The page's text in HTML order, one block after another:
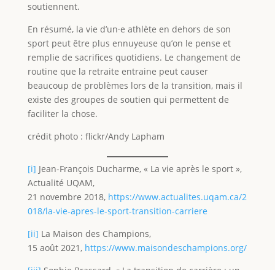
soutiennent.
En résumé, la vie d’un·e athlète en dehors de son
sport peut être plus ennuyeuse qu’on le pense et
remplie de sacrifices quotidiens. Le changement de
routine que la retraite entraine peut causer
beaucoup de problèmes lors de la transition, mais il
existe des groupes de soutien qui permettent de
faciliter la chose.
crédit photo : flickr/Andy Lapham
[i] Jean-François Ducharme, « La vie après le sport »,
Actualité UQAM,
21 novembre 2018, https://www.actualites.uqam.ca/2
018/la-vie-apres-le-sport-transition-carriere
[ii] La Maison des Champions,
15 août 2021, https://www.maisondeschampions.org/